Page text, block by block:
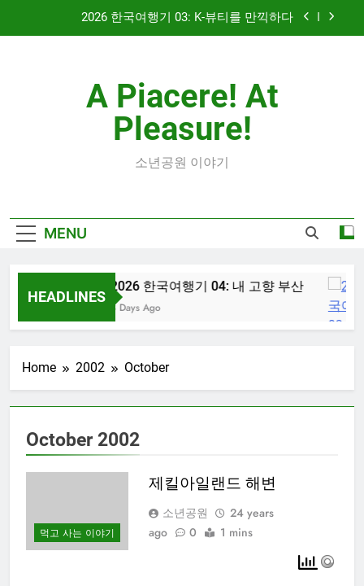
2026 한국여행기 03: K-뷰티를 만끽하다
2026 한국여행기 02: 82쿡 덕분에 만난 사람들
2026 한국여행기 04: 내 고향 부산
2026 한국여행기 03: K-뷰티를 만끽하다
2026 한국여행기 02: 82쿡 덕분에 만난 사람들
A Piacere! At
Pleasure!
소년공원 이야기
MENU
HEADLINES
2026 한국여행기 04: 내 고향 부산
3 Days Ago
Home 2002 October
October 2002
먹고 사는 이야기
제킬아일랜드 해변
소년공원
24 years
ago
0 1 mins